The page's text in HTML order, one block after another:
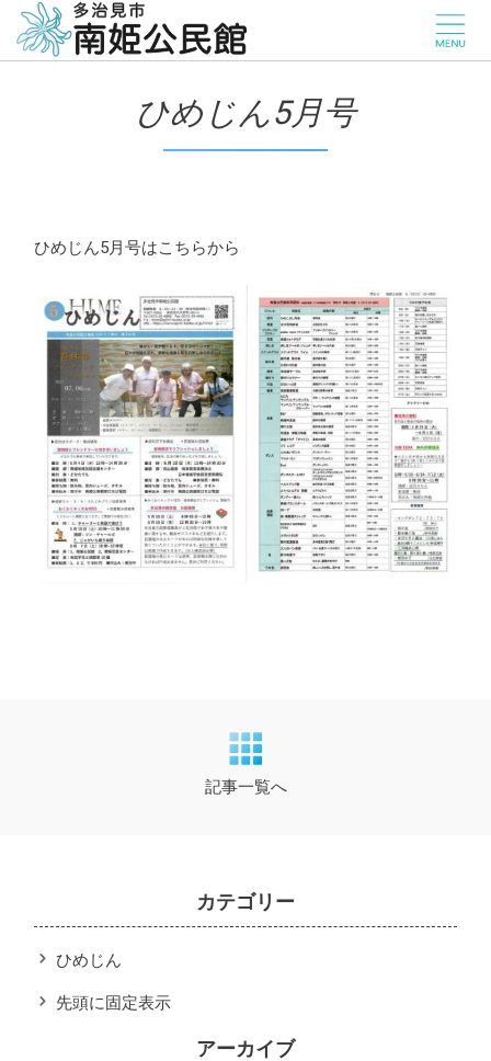
ひめじん5月号
ひめじん5月号はこちらから
記事一覧へ
カテゴリー
ひめじん
先頭に固定表示
アーカイブ